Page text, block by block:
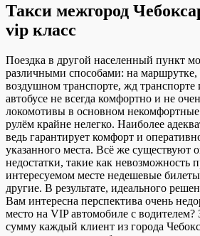
Такси межгород
vip класс
Пoeздкa в другoй населенный пункт
различными способами: на маршрутке,
воздушном транспорте, жд транспорте
автобусе не всегда комфортно и не
локомотивы в основном некомфортные
рулём крайне нелегко. Наиболее
ведь гарантирует комфорт и
указанного места. Всё же существуют
недостатки, такие как невозможность
интересуемом месте недешевые
другие. В результате, идеального
Вам интересна перспектива очень
место на VIP автомобиле с
сумму каждый клиент из города